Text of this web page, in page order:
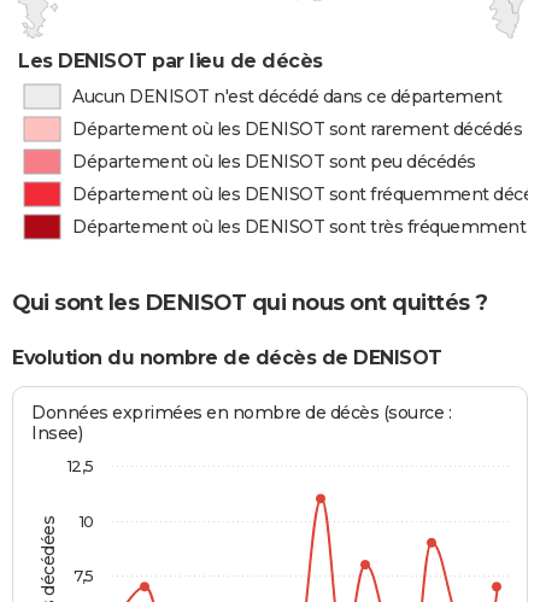
Les DENISOT par lieu de décès
Aucun DENISOT n'est décédé dans ce département
Département où les DENISOT sont rarement décédés
Département où les DENISOT sont peu décédés
Département où les DENISOT sont fréquemment
Département où les DENISOT sont très fréquemment
Qui sont les DENISOT qui nous ont quittés ?
Evolution du nombre de décès de DENISOT
Données exprimées en nombre de décès (source :
Insee)
7,5
10
12,5